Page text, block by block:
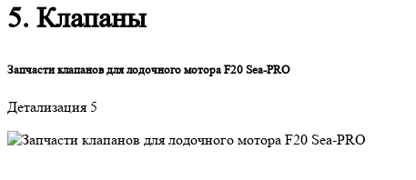
5. Клапаны
Запчасти клапанов для лодочного мотора F20 Sea-PRO
Детализация 5